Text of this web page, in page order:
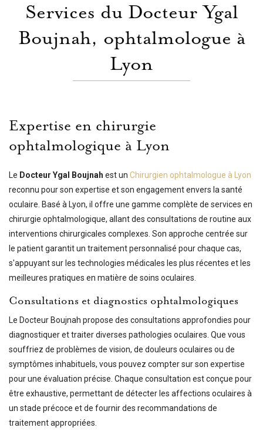
Services du Docteur Ygal
Boujnah, ophtalmologue à
Lyon
Expertise en chirurgie
ophtalmologique à Lyon
Le Docteur Ygal Boujnah est un Chirurgien ophtalmologue à Lyon
reconnu pour son expertise et son engagement envers la santé
oculaire. Basé à Lyon, il offre une gamme complète de services en
chirurgie ophtalmologique, allant des consultations de routine aux
interventions chirurgicales complexes. Son approche centrée sur
le patient garantit un traitement personnalisé pour chaque cas,
s'appuyant sur les technologies médicales les plus récentes et les
meilleures pratiques en matière de soins oculaires.
Consultations et diagnostics ophtalmologiques
Le Docteur Boujnah propose des consultations approfondies pour
diagnostiquer et traiter diverses pathologies oculaires. Que vous
souffriez de problèmes de vision, de douleurs oculaires ou de
symptômes inhabituels, vous pouvez compter sur son expertise
pour une évaluation précise. Chaque consultation est conçue pour
être exhaustive, permettant de détecter les affections oculaires à
un stade précoce et de fournir des recommandations de
traitement appropriées.